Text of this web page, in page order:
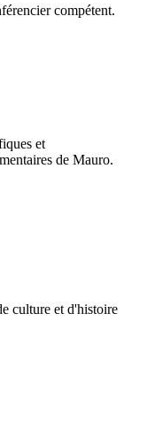
compétent.
et
de Mauro.
culture et d'histoire